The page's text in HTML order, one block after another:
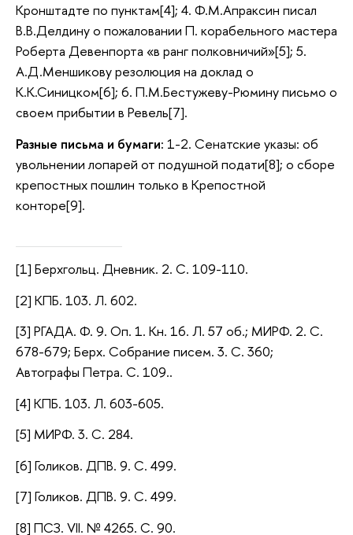
Кронштадте по пунктам[4]; 4. Ф.М.Апраксин писал
В.В.Делдину о пожаловании П. корабельного мастера
Роберта Девенпорта «в ранг полковничий»[5]; 5.
А.Д.Меншикову резолюция на доклад о
К.К.Синицком[6]; 6. П.М.Бестужеву-Рюмину письмо о
своем прибытии в Ревель[7].
Разные письма и бумаги: 1-2. Сенатские указы: об
увольнении лопарей от подушной подати[8]; о сборе
крепостных пошлин только в Крепостной
конторе[9].
[1] Берхгольц. Дневник. 2. С. 109-110.
[2] КПБ. 103. Л. 602.
[3] РГАДА. Ф. 9. Оп. 1. Кн. 16. Л. 57 об.; МИРФ. 2. С.
678-679; Берх. Собрание писем. 3. С. 360;
Автографы Петра. С. 109..
[4] КПБ. 103. Л. 603-605.
[5] МИРФ. 3. С. 284.
[6] Голиков. ДПВ. 9. С. 499.
[7] Голиков. ДПВ. 9. С. 499.
[8] ПСЗ. VII. № 4265. С. 90.